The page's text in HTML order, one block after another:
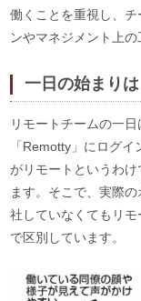
働くことを重視し、
ンやマネジメント上の
一日の始まり
リモートチームの一
「Remotty」にログ
がリモートというわ
ます。そこで、実際
社していなくてもリ
で区別しています。